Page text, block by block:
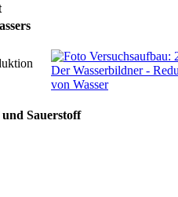
Sauerstoff